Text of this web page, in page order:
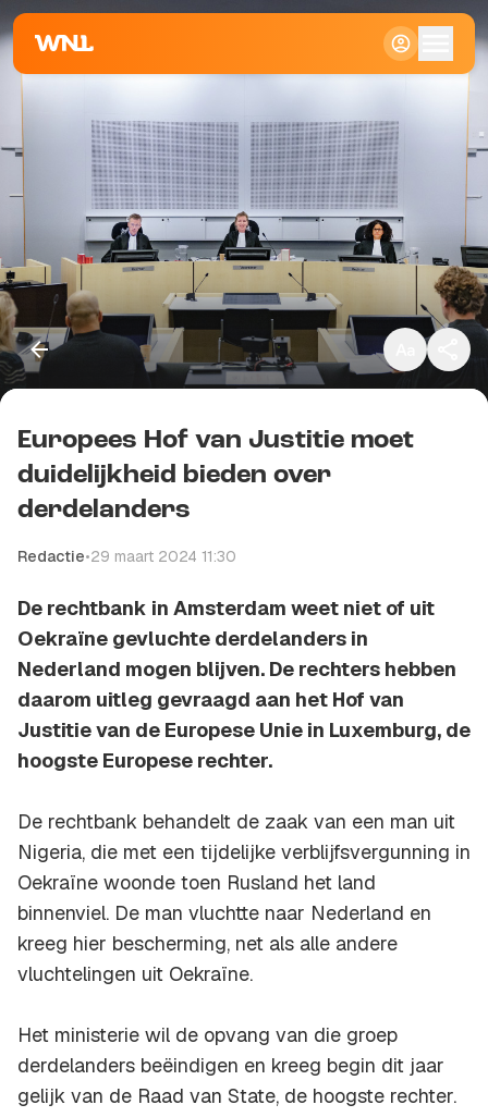
Klein
Standaard
Kopieer link
Europees Hof van Justitie moet
duidelijkheid bieden over
derdelanders
Redactie•29 maart 2024 11:30
De rechtbank in Amsterdam weet niet of uit
Oekraïne gevluchte derdelanders in
Nederland mogen blijven. De rechters hebben
daarom uitleg gevraagd aan het Hof van
Justitie van de Europese Unie in Luxemburg, de
hoogste Europese rechter.
De rechtbank behandelt de zaak van een man uit
Nigeria, die met een tijdelijke verblijfsvergunning in
Oekraïne woonde toen Rusland het land
binnenviel. De man vluchtte naar Nederland en
kreeg hier bescherming, net als alle andere
vluchtelingen uit Oekraïne.
Het ministerie wil de opvang van die groep
derdelanders beëindigen en kreeg begin dit jaar
gelijk van de Raad van State, de hoogste rechter.